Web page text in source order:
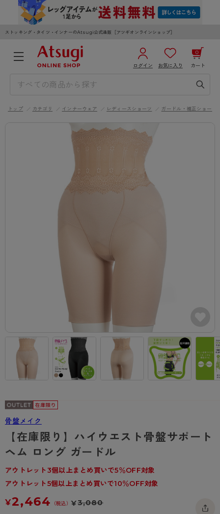
ストッキング・タイツ・インナーのAtsugi公式通販［アツギオンラインショップ］
ログイン お気に入り カート
0
カートを見る
3,980円以上のご購入で送料無料
ログイン／新規会員登録
MEN
ストッキング
- 無地ストッキング
- 柄ストッキング
- ショート丈ストッキング
- 着圧ストッキング
- パンティ部レスストッキング
タイツ
- 柄タイツ
- ひざ下丈タイツ
- 着圧タイツ
ソックス・靴下
レギンス・スパッツ
インナーウェア
ブラジャー
- ノンワイヤーブラ
- ワイヤーブラ
- ブラトップ
ショーツ
- レギュラーショーツ
肌着・インナー
- 長袖（七分袖以上）
- タンクトップ
- カップ付きインナー
ライフスタイルウェア
ルームウェア・パジャマ
アクティブ・スポーツ
- スポーツブラ
雑貨・小物
ソックス・靴下
クルー・レギュラー丈ソックス
スニーカー丈・くるぶし丈ソックス
インナーウエア
メンズパンツ
Tバック・ビキニ
肌着・インナー
ライフスタイルウェア
ルームウェア・パジャマ
ソックス・靴下
クルー・レギュラー丈ソックス
スニーカー丈・くるぶし丈ソックス
ハイソックス
スクールソックス
インナーウエア
ブラジャー
ノンワイヤーブラ
ワイヤーブラ
スポーツブラ
ショーツ
レギュラーショーツ
ブランドから探す
アスティーグ
クリアビューティアクティブ
スゴスト
フェイクタイツ
hotto comfort
スクールタイム
みんなの、みんなの。
CLINICAL
商品選びのお手伝い
お悩み別ガードル
ブラジャー特集
私に似合う、ストッキング選び
タイツの選び方
ご利用ガイド
はじめての方へ
よくある質問（FAQ）
配送方法について
返品・交換について
お問い合わせについて
トップ カテゴリ インナーウェア レディースショーツ ガードル・補正ショーツ
骨盤メイク
【在庫限り】ハイウエスト骨盤サポート
ヘム ロング ガードル
アウトレット3個以上まとめ買いで5％OFF対象
アウトレット5個以上まとめ買いで10％OFF対象
¥2,464 （税込） ¥3,080